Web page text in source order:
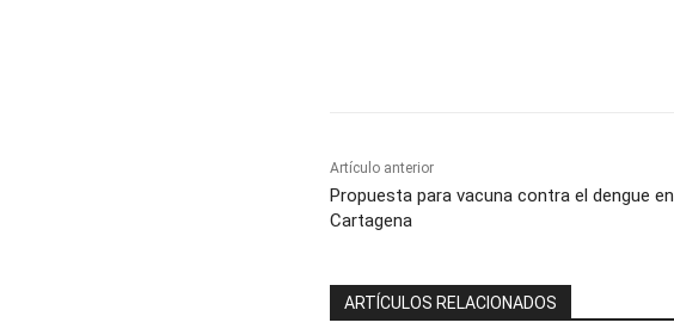
Artículo anterior
Propuesta para vacuna contra el dengue en
Cartagena
ARTÍCULOS RELACIONADOS